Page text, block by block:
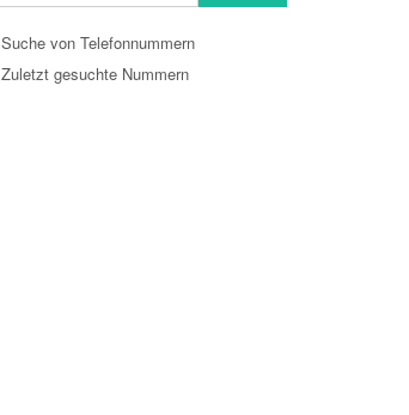
Suche von Telefonnummern
Zuletzt gesuchte Nummern